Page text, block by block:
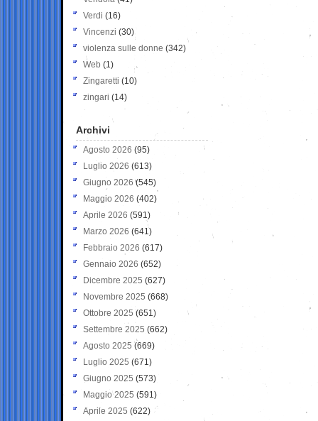
Verdi (16)
Vincenzi (30)
violenza sulle donne (342)
Web (1)
Zingaretti (10)
zingari (14)
Archivi
Agosto 2026 (95)
Luglio 2026 (613)
Giugno 2026 (545)
Maggio 2026 (402)
Aprile 2026 (591)
Marzo 2026 (641)
Febbraio 2026 (617)
Gennaio 2026 (652)
Dicembre 2025 (627)
Novembre 2025 (668)
Ottobre 2025 (651)
Settembre 2025 (662)
Agosto 2025 (669)
Luglio 2025 (671)
Giugno 2025 (573)
Maggio 2025 (591)
Aprile 2025 (622)